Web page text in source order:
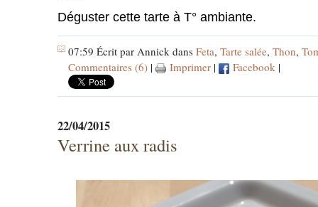
Déguster cette tarte à T° ambiante.
07:59 Écrit par Annick dans Feta, Tarte salée, Thon,
Commentaires (6) | Imprimer | Facebook |
22/04/2015
Verrine aux radis